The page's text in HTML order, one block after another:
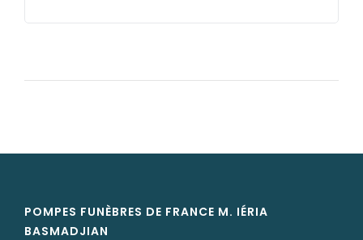
POMPES FUNÈBRES DE FRANCE M. IÉRIA
BASMADJIAN